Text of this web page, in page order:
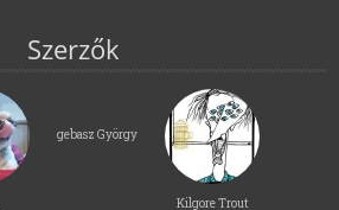
Szerzők
gebasz György
Kilgore Trout